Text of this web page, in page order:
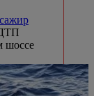
шоссе